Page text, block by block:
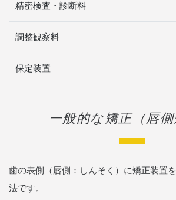
精密検査・診断料
調整観察料
保定装置
一般的な矯正（唇側
歯の表側（唇側：しんそく）に矯正装置
法です。